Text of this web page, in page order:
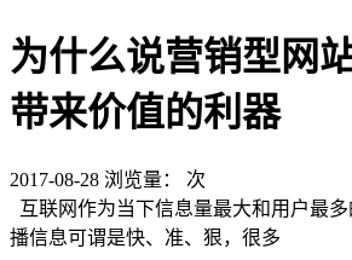
为什么说营销型网
带来价值的利器
2017-08-28 浏览量：
次
互联网作为当下信息量最大和用户最
播信息可谓是快、准、狠，很多